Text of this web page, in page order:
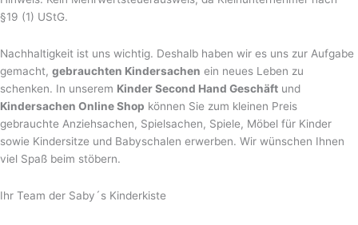
§19 (1) UStG.
Nachhaltigkeit ist uns wichtig. Deshalb haben wir es uns zur Aufgabe
gemacht, gebrauchten Kindersachen ein neues Leben zu
schenken. In unserem Kinder Second Hand Geschäft und
Kindersachen Online Shop können Sie zum kleinen Preis
gebrauchte Anziehsachen, Spiel­sachen, Spiele, Möbel für Kinder
sowie Kindersitze und Babyschalen erwerben. Wir wünschen Ihnen
viel Spaß beim stöbern.
Ihr Team der Saby´s Kinderkiste